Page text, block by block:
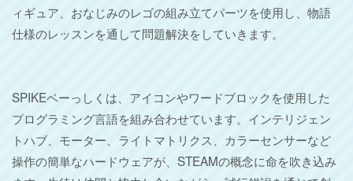
ィギュア、おなじみのレゴの組み立てパーツを使用し、物語
仕様のレッスンを通して問題解決をしていきます。
SPIKEベーっしくは、アイコンやワードブロックを使用した
プログラミング言語を組み合わせています。インテリジェン
トハブ、モーター、ライトマトリクス、カラーセンサーなど
操作の簡単なハードウェアが、STEAMの概念に命を吹き込み